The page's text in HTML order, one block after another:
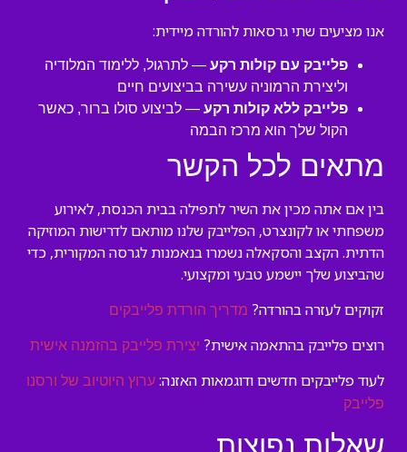
אנו מציעים שתי גרסאות להורדה מיידית:
פלייבק עם קולות רקע — לתרגול, ללימוד המלודיה
וליצירת הרמוניה עשירה בביצועים חיים
פלייבק ללא קולות רקע — לביצוע סולו ברור, כאשר
הקול שלך הוא מרכז הבמה
מתאים לכל הקשר
בין אם אתה מכין את השיר לתפילה בבית הכנסת, לאירוע
משפחתי או לקונצרט, הפלייבק שלנו מותאם לדרישות המוזיקה
הדתית. הקצב והסקאלה נשמרו בנאמנות לגרסה המקורית, כדי
שהביצוע שלך יישמע טבעי ומקצועי.
זקוקים לעזרה בהורדה? מדריך הורדת פלייבקים
רוצים פלייבק בהתאמה אישית? יצירת פלייבק בהזמנה אישית
לעוד פלייבקים חדשים ודוגמאות האזנה: ערוץ היוטיוב של ורסנו
פלייבק
שאלות נפוצות